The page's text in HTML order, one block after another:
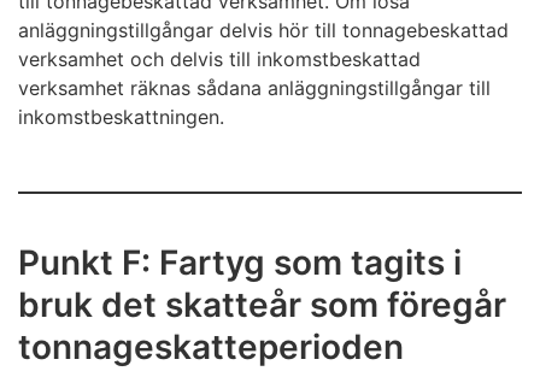
anläggningstillgångar delvis hör till tonnagebeskattad
verksamhet och delvis till inkomstbeskattad
verksamhet räknas sådana anläggningstillgångar till
inkomstbeskattningen.
Punkt F: Fartyg som tagits i
bruk det skatteår som föregår
tonnageskatteperioden